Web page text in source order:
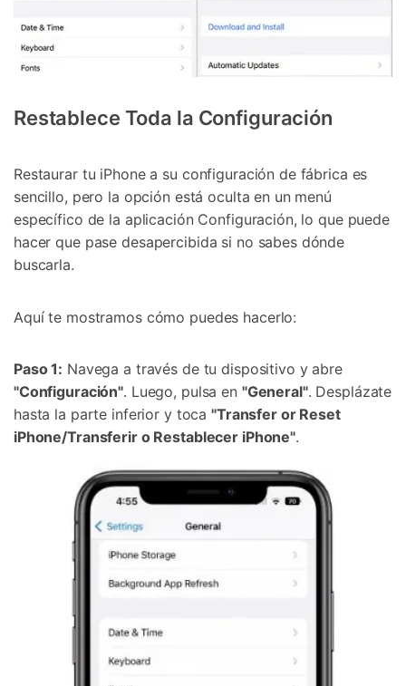
Restablece Toda la Configuración
Restaurar tu iPhone a su configuración de fábrica es
sencillo, pero la opción está oculta en un menú
específico de la aplicación Configuración, lo que puede
hacer que pase desapercibida si no sabes dónde
buscarla.
Aquí te mostramos cómo puedes hacerlo:
Paso 1: Navega a través de tu dispositivo y abre
"Configuración". Luego, pulsa en "General". Desplázate
hasta la parte inferior y toca"Transfer or Reset
iPhone/Transferir o Restablecer iPhone".